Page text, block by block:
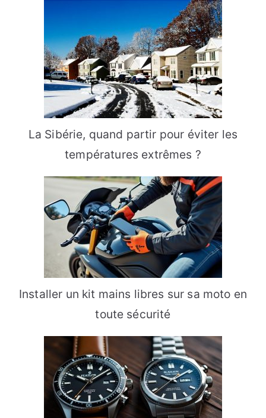
La Sibérie, quand partir pour éviter les
températures extrêmes ?
Installer un kit mains libres sur sa moto en
toute sécurité